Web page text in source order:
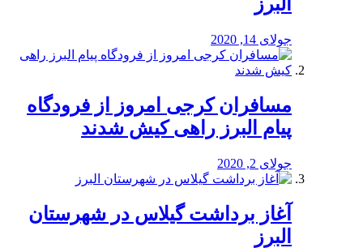
جولای 14, 2020
مسافران کرجی امروز از فرودگاه
پیام البرز راهی کیش شدند
جولای 2, 2020
آغاز برداشت گیلاس در شهرستان
البرز